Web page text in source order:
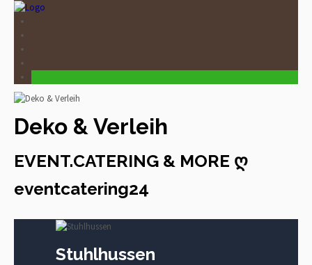
Deko & Verleih
EVENT.CATERING & MORE ღ
eventcatering24
Stuhlhussen